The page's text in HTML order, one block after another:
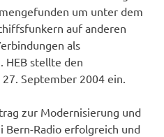
um unter dem
auf anderen
als
HEB stellte den
September 2004 ein.
zur Modernisierung und
Bern-Radio erfolgreich und